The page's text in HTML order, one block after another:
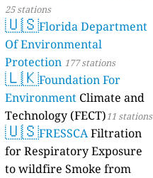
25 stations
🇺🇸Florida Department
Of Environmental
Protection 177 stations
🇱🇰Foundation For
Environment Climate and
Technology (FECT)11 stations
🇺🇸FRESSCAFiltration
for Respiratory Exposure
to wildfire Smoke from